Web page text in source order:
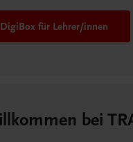
DigiBox für Lehrer/innen
bei